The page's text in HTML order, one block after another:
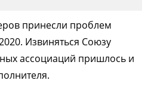
принесли проблем
Извиняться Союзу
ассоциаций пришлось и